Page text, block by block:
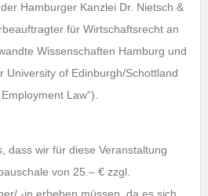
Hamburger Kanzlei Dr. Nietsch &
für Wirtschaftsrecht an
Wissenschaften Hamburg und
University of Edinburgh/Schottland
Law“).
dass wir für diese Veranstaltung
von 25.– € zzgl.